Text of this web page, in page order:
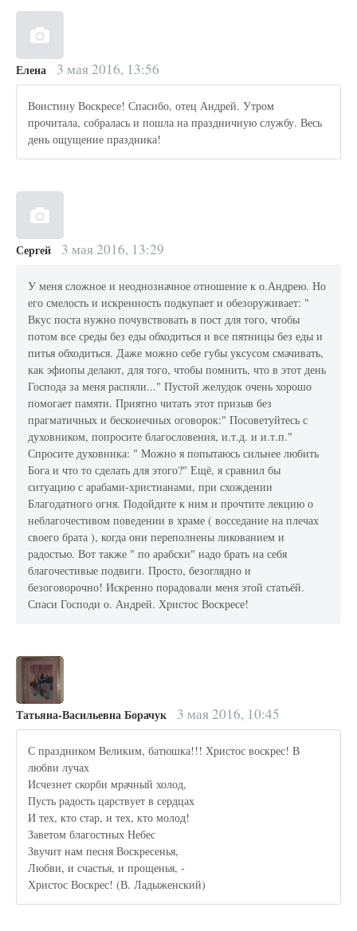
Елена 3 мая 2016, 13:56
Воистину Воскресе! Спасибо, отец Андрей. Утром
прочитала, собралась и пошла на праздничную службу. Весь
день ощущение праздника!
Сергей 3 мая 2016, 13:29
У меня сложное и неоднозначное отношение к о.Андрею. Но
его смелость и искренность подкупает и обезоруживает: "
Вкус поста нужно почувствовать в пост для того, чтобы
потом все среды без еды обходиться и все пятницы без еды и
питья обходиться. Даже можно себе губы уксусом смачивать,
как эфиопы делают, для того, чтобы помнить, что в этот день
Господа за меня распяли..." Пустой желудок очень хорошо
помогает памяти. Приятно читать этот призыв без
прагматичных и бесконечных оговорок:" Посоветуйтесь с
духовником, попросите благословения, и.т.д. и и.т.п."
Спросите духовника: " Можно я попытаюсь сильнее любить
Бога и что то сделать для этого?" Ещё, я сравнил бы
ситуацию с арабами-христианами, при схождении
Благодатного огня. Подойдите к ним и прочтите лекцию о
неблагочестивом поведении в храме ( восседание на плечах
своего брата ), когда они переполнены ликованием и
радостью. Вот также " по арабски" надо брать на себя
благочестивые подвиги. Просто, безоглядно и
безоговорочно! Искренно порадовали меня этой статьёй.
Спаси Господи о. Андрей. Христос Воскресе!
Татьяна-Васильевна Борачук 3 мая 2016, 10:45
С праздником Великим, батюшка!!! Христос воскрес! В
любви лучах
Исчезнет скорби мрачный холод,
Пусть радость царствует в сердцах
И тех, кто стар, и тех, кто молод!
Заветом благостных Небес
Звучит нам песня Воскресенья,
Любви, и счастья, и прощенья, -
Христос Воскрес! (В. Ладыженский)